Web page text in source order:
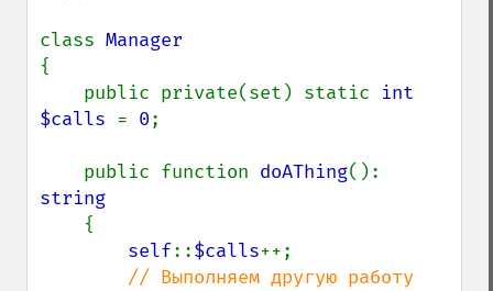
class
{
    public private(set) static
int
$calls = 0;
    public function
doAThing
string
{
self::$calls++;
// Выполняем другую работу